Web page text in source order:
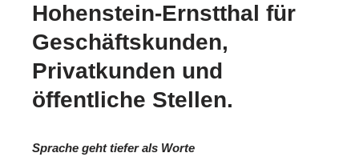
Hohenstein-Ernstthal für
Geschäftskunden,
Privatkunden und
öffentliche Stellen.
Sprache geht tiefer als Worte